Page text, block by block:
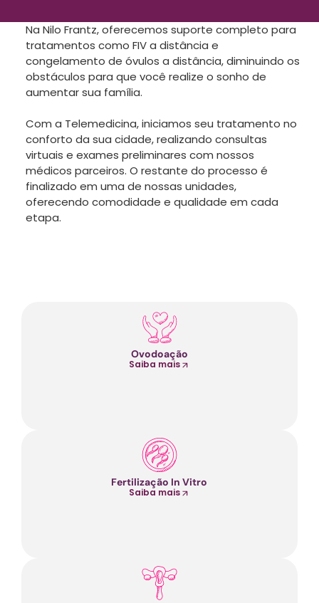
Na Nilo Frantz, oferecemos suporte completo para
tratamentos como FIV a distância e
congelamento de óvulos a distância, diminuindo os
obstáculos para que você realize o sonho de
aumentar sua família.
Com a Telemedicina, iniciamos seu tratamento no
conforto da sua cidade, realizando consultas
virtuais e exames preliminares com nossos
médicos parceiros. O restante do processo é
finalizado em uma de nossas unidades,
oferecendo comodidade e qualidade em cada
etapa.
Ovodoação
Saiba mais
Fertilização In Vitro
Saiba mais